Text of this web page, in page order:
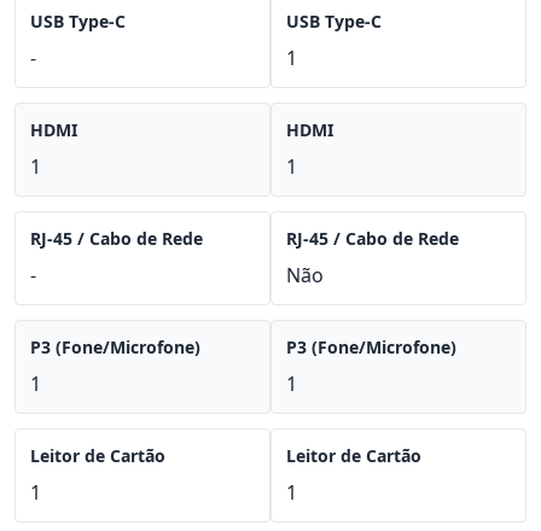
USB Type-C
-
HDMI
1
RJ-45 / Cabo de Rede
-
P3 (Fone/Microfone)
1
Leitor de Cartão
1
USB Type-C
1
HDMI
1
RJ-45 / Cabo de Rede
Não
P3 (Fone/Microfone)
1
Leitor de Cartão
1